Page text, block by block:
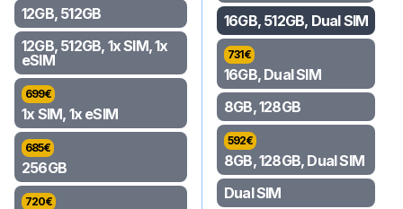
12GB, 512GB
12GB, 512GB, 1x SIM, 1x
eSIM
699€
1x SIM, 1x eSIM
685€
256GB
720€
16GB, 512GB, Dual SIM
731€
16GB, Dual SIM
8GB, 128GB
592€
8GB, 128GB, Dual SIM
Dual SIM